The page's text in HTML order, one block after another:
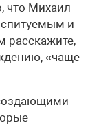
что Михаил
и
расскажите,
«чаще